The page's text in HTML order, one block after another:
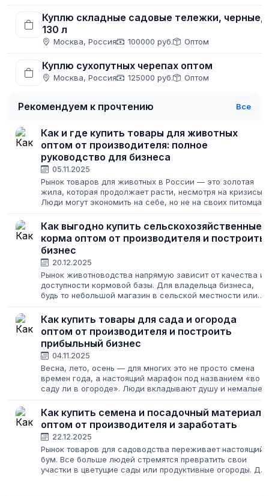
Куплю складные садовые тележки, черные,
130 л
Москва, Россия 100000 руб. Оптом
Куплю сухопутных черепах оптом
Москва, Россия 125000 руб. Оптом
Рекомендуем к прочтению Все
Как и где купить товары для животных
оптом от производителя: полное
руководство для бизнеса
05.11.2025
Рынок товаров для животных в России — это золотая
жила, которая продолжает расти, несмотря на кризисы.
Люди могут экономить на себе, но не на своих питомцах.
широкие возможности....
Как выгодно купить сельскохозяйственные
корма оптом от производителя и построить
бизнес
20.12.2025
Рынок животноводства напрямую зависит от качества и
доступности кормовой базы. Для владельца бизнеса,
будь то небольшой магазин в сельской местности или
надежный канал поставок. Чтобы стабильно...
Как купить товары для сада и огорода
оптом от производителя и построить
прибыльный бизнес
04.11.2025
Весна, лето, осень — для многих это не просто смена
времен года, а настоящий марафон под названием «во
саду ли в огороде». Люди вкладывают душу и немалые
для сада и огорода только...
Как купить семена и посадочный материал
оптом от производителя и заработать
22.12.2025
Рынок товаров для садоводства переживает настоящий
бум. Все больше людей стремятся превратить свои
участки в цветущие сады или продуктивные огороды. Для